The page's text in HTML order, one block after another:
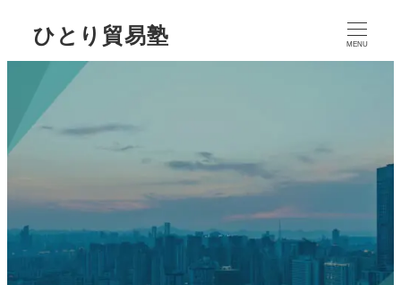
ひとり貿易塾 MENU